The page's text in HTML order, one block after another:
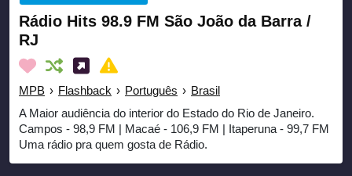
Rádio Hits 98.9 FM São João da Barra /
RJ
MPB › Flashback › Português › Brasil
A Maior audiência do interior do Estado do Rio de Janeiro.
Campos - 98,9 FM | Macaé - 106,9 FM | Itaperuna - 99,7 FM
Uma rádio pra quem gosta de Rádio.